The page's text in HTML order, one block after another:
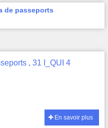
de passeports
, 31 I_QUI 4
En savoir plus